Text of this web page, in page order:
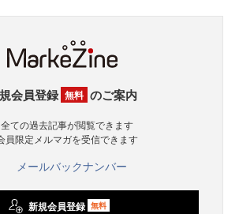
会員登録 無料 のご案内
全ての過去記事が閲覧できます
員限定メルマガを受信できます
メールバックナンバー
新規会員登録 無料